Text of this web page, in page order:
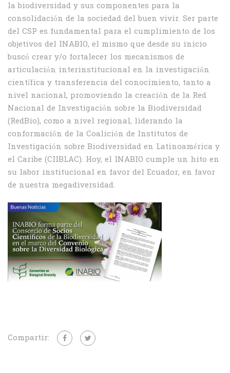
la biodiversidad y sus componentes para la
consolidación de la sociedad del buen vivir. Ser parte
del CSP es fundamental para el cumplimiento de los
objetivos del INABIO, el mismo que desde su inicio
buscó crear y/o fortalecer los mecanismos de
articulación interinstitucional en la investigación
científica y transferencia del conocimiento, tanto a
nivel nacional, promoviendo la creación de la Red
Nacional de Investigación sobre la Biodiversidad
(RedBio), como a nivel regional, liderando la
conformación de la Coalición de Institutos de
Investigación sobre Biodiversidad en Latinoamérica y
el Caribe (CIIBLAC). Hoy, el INABIO cumple un hito en
su labor institucional en favor del Ecuador, en favor
de nuestra megadiversidad.
Compartir: